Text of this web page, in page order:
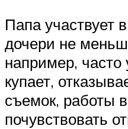
Папа участвует
дочери не
например, часто
купает,
съемок, работы
почувствовать